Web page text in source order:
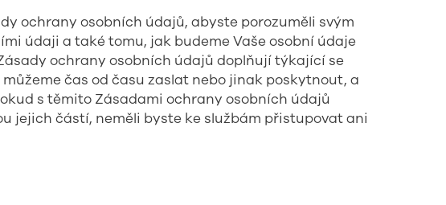
ochrany osobních údajů, abyste porozuměli svým
údaji a také tomu, jak budeme Vaše osobní údaje
ochrany osobních údajů doplňují týkající se
čas od času zaslat nebo jinak poskytnout, a
s těmito Zásadami ochrany osobních údajů
jejich částí, neměli byste ke službám přistupovat ani